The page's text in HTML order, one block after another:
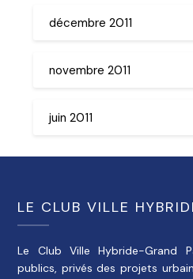
décembre 2011
novembre 2011
juin 2011
LE CLUB VILLE
Le Club Ville Hybride-Grand
publics, privés des projets